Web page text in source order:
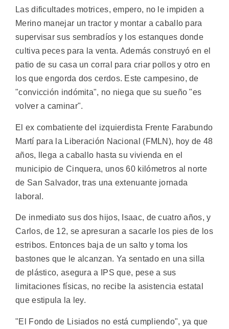
Las dificultades motrices, empero, no le impiden a
Merino manejar un tractor y montar a caballo para
supervisar sus sembradíos y los estanques donde
cultiva peces para la venta. Además construyó en el
patio de su casa un corral para criar pollos y otro en
los que engorda dos cerdos. Este campesino, de
"convicción indómita", no niega que su sueño "es
volver a caminar".
El ex combatiente del izquierdista Frente Farabundo
Martí para la Liberación Nacional (FMLN), hoy de 48
años, llega a caballo hasta su vivienda en el
municipio de Cinquera, unos 60 kilómetros al norte
de San Salvador, tras una extenuante jornada
laboral.
De inmediato sus dos hijos, Isaac, de cuatro años, y
Carlos, de 12, se apresuran a sacarle los pies de los
estribos. Entonces baja de un salto y toma los
bastones que le alcanzan. Ya sentado en una silla
de plástico, asegura a IPS que, pese a sus
limitaciones físicas, no recibe la asistencia estatal
que estipula la ley.
"El Fondo de Lisiados no está cumpliendo", ya que